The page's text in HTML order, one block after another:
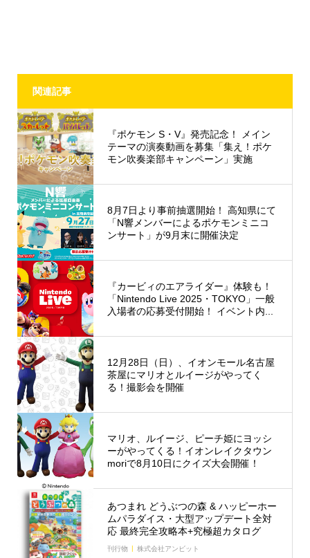
関連記事
『ポケモン S・V』発売記念！ メイン
テーマの演奏動画を募集「集え！ポケ
モン吹奏楽部キャンペーン」実施
8月7日より事前抽選開始！ 高知県にて
「N響メンバーによるポケモンミニコ
ンサート」が9月末に開催決定
『カービィのエアライダー』体験も！
「Nintendo Live 2025・TOKYO」一般
入場者の応募受付開始！ イベント内...
12月28日（日）、イオンモール名古屋
茶屋にマリオとルイージがやってく
る！撮影会を開催
マリオ、ルイージ、ピーチ姫にヨッシ
ーがやってくる！イオンレイクタウン
moriで8月10日にクイズ大会開催！
あつまれ どうぶつの森 & ハッピーホー
ムパラダイス・大型アップデート全対
応 最終完全攻略本+究極超カタログ
刊行物 株式会社アンビット